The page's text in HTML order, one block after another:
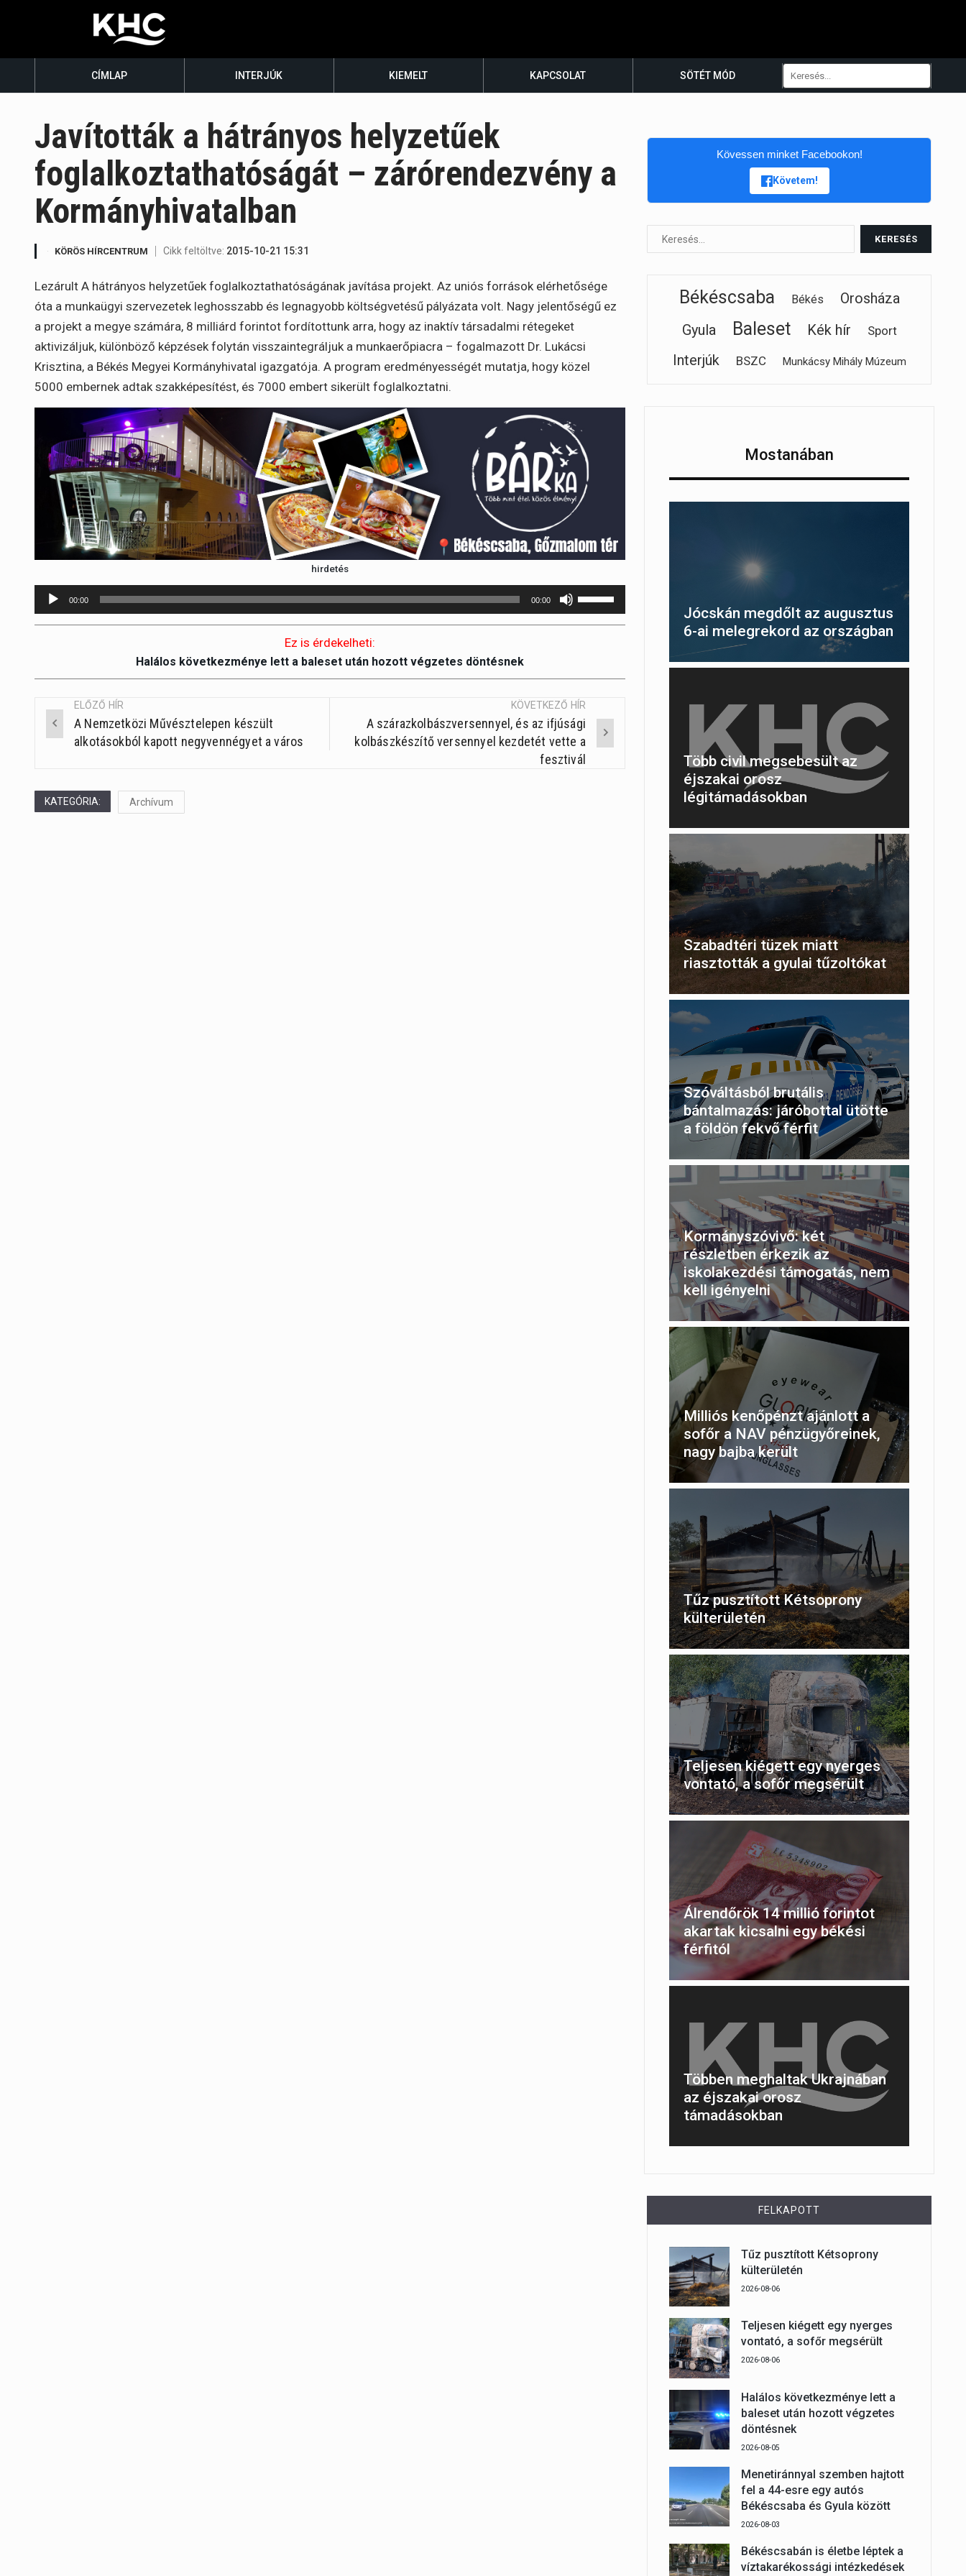
CÍMLAP INTERJÚK KIEMELT KAPCSOLAT SÖTÉT MÓD
Javították a hátrányos helyzetűek
foglalkoztathatóságát – zárórendezvény a
Kormányhivatalban
KÖRÖS HÍRCENTRUM Cikk feltöltve: 2015-10-21 15:31
Lezárult A hátrányos helyzetűek foglalkoztathatóságának javítása projekt. Az uniós források elérhetősége
óta a munkaügyi szervezetek leghosszabb és legnagyobb költségvetésű pályázata volt. Nagy jelentőségű ez
a projekt a megye számára, 8 milliárd forintot fordítottunk arra, hogy az inaktív társadalmi rétegeket
aktivizáljuk, különböző képzések folytán visszaintegráljuk a munkaerőpiacra – fogalmazott Dr. Lukácsi
Krisztina, a Békés Megyei Kormányhivatal igazgatója. A program eredményességét mutatja, hogy közel
5000 embernek adtak szakképesítést, és 7000 embert sikerült foglalkoztatni.
hirdetés
Audió
lejátszó
00:00 00:00
hangerő
Fel/Le
billentyűket
kell
használni.
Ez is érdekelheti:
Halálos következménye lett a baleset után hozott végzetes döntésnek
Post
ELŐZŐ HÍR
A Nemzetközi Művésztelepen készült
alkotásokból kapott negyvennégyet a város
KÖVETKEZŐ HÍR
A szárazkolbászversennyel, és az ifjúsági
kolbászkészítő versennyel kezdetét vette a
fesztivál
KATEGÓRIA: Archívum
Kövessen minket Facebookon!
Követem!
Békéscsaba Békés
Orosháza
Gyula
Baleset Kék hír Sport
Interjúk BSZC Munkácsy Mihály Múzeum
Mostanában
Jócskán megdőlt az augusztus
6-ai melegrekord az országban
Több civil megsebesült az
éjszakai orosz
légitámadásokban
Szabadtéri tüzek miatt
riasztották a gyulai tűzoltókat
Szóváltásból brutális
bántalmazás: járóbottal ütötte
a földön fekvő férfit
Kormányszóvivő: két
részletben érkezik az
iskolakezdési támogatás, nem
kell igényelni
Milliós kenőpénzt ajánlott a
sofőr a NAV pénzügyőreinek,
nagy bajba került
Tűz pusztított Kétsoprony
külterületén
Teljesen kiégett egy nyerges
vontató, a sofőr megsérült
Álrendőrök 14 millió forintot
akartak kicsalni egy békési
férfitól
Többen meghaltak Ukrajnában
az éjszakai orosz
támadásokban
FELKAPOTT
Tűz pusztított Kétsoprony
külterületén
2026-08-06
Teljesen kiégett egy nyerges
vontató, a sofőr megsérült
2026-08-06
Halálos következménye lett a
baleset után hozott végzetes
döntésnek
2026-08-05
Menetiránnyal szemben hajtott
fel a 44-esre egy autós
Békéscsaba és Gyula között
2026-08-03
Békéscsabán is életbe léptek a
víztakarékossági intézkedések